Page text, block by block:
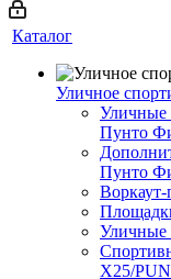
Каталог
Уличное
Уличные
Пунто
Пунто
Уличные
Х25/